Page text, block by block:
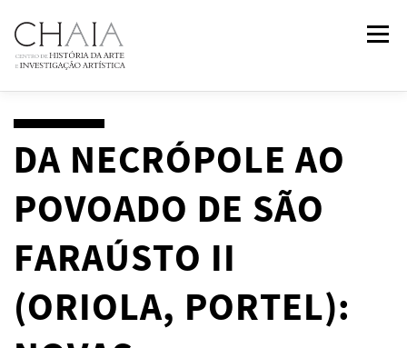
para
conteúdo
Menu
PUBLICAÇÕES NOTÍCIAS EVENTOS IN PAST
DA NECRÓPOLE AO
POVOADO DE SÃO
FARAÚSTO II
(ORIOLA, PORTEL):